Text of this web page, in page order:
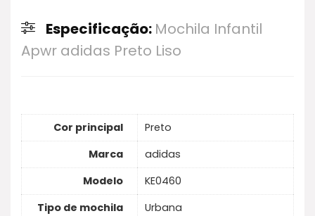
Especificação: Mochila Infantil
Apwr adidas Preto Liso
Cor principal
Preto
Marca
adidas
Modelo
KE0460
Tipo de mochila
Urbana